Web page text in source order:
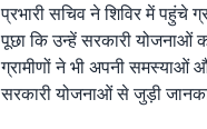
प्रभारी सचिव ने शिविर में पहुंचे
पूछा कि उन्हें सरकारी योजनाओं
ग्रामीणों ने भी अपनी समस्याओं
सरकारी योजनाओं से जुड़ी